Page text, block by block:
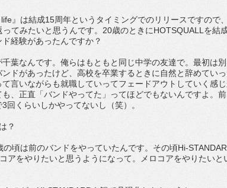
』は結成15周年というタイミングでのリリースですので
てみたいと思うんです。20歳のときにHOTSQUALLを結
経験があったんですか？
葉なんです。俺らはもともと同じ中学の友達で。最初は
ドがあったけど、高校を卒業するときに自然と辞めていっ
て言いながらも就職していってフェードアウトしていく感
、正直「バンドやってた」ってほどでもないんですよ。
回くらいしかやってないし（笑）。
？
頃は前のバンドをやっていたんです。その頃Hi-
アをやりたいと思うようになって。メロコアをやりたい